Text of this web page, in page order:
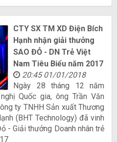
CTY SX TM XD Điện Bích
Hạnh nhận giải thưởng
SAO ĐỎ - DN Trẻ Việt
Nam Tiêu Biểu năm 2017
20:45 01/01/2018
Ngày 28 tháng 12 năm
Quốc gia, ông Trần Văn
ty TNHH Sản xuất Thương
(BHT Technology) đã vinh
- Giải thưởng Doanh nhân trẻ